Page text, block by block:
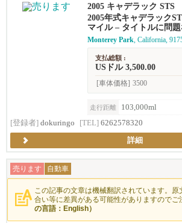
2005 キャデラック STS
2005年式キャデラック
マイル – タイトルに問
Monterey Park, California,
支払総額 :
USドル 3,500.00
[車体価格] 3500
走行距離
103,000ml
[登録者] dokuringo [TEL] 6262578320
詳細
売ります 自動車
この記事の文章は機械翻訳されています。
合い等に差異がある可能性がありますのでご
の言語：English）